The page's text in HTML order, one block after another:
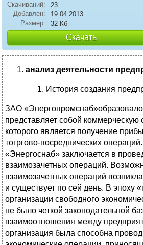
Скачиваний:
23
Добавлен:
19.04.2013
Размер:
32 Кб
Скачать
анализ деятельности
История создания
ЗАО
представляет собой коммерческую
которого является получение
тогргово-посреднических
«Энергоснаб» заключается в
взаимозачетных операций.
взаимозачетных операций
и существует по сей день. В эпоху
организации свободного
не было четкой законодательной
взаимоотношения между
организация была способна